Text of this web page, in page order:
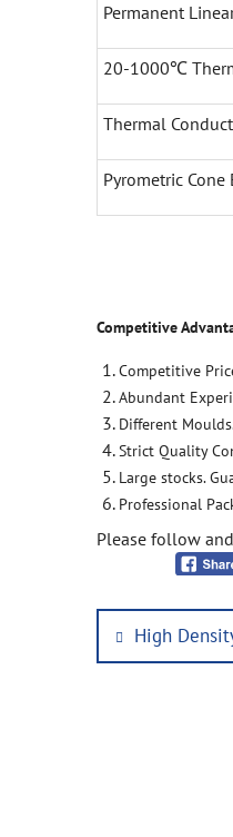
Permanent
20-1000℃
Thermal
Pyrometric
Competitive
Competitive
Abundant
Different
Strict Quality
Large stocks.
Professional
Please follow
Post
navigation
Previous
post:
High